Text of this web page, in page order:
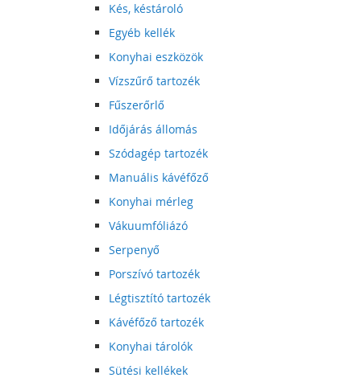
Kés, késtároló
Egyéb kellék
Konyhai eszközök
Vízszűrő tartozék
Fűszerőrlő
Időjárás állomás
Szódagép tartozék
Manuális kávéfőző
Konyhai mérleg
Vákuumfóliázó
Serpenyő
Porszívó tartozék
Légtisztító tartozék
Kávéfőző tartozék
Konyhai tárolók
Sütési kellékek